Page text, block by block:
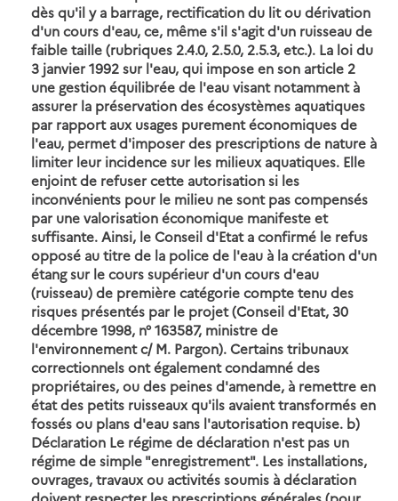
dès qu'il y a barrage, rectification du lit ou dérivation
d'un cours d'eau, ce, même s'il s'agit d'un ruisseau de
faible taille (rubriques 2.4.0, 2.5.0, 2.5.3, etc.). La loi du
3 janvier 1992 sur l'eau, qui impose en son article 2
une gestion équilibrée de l'eau visant notamment à
assurer la préservation des écosystèmes aquatiques
par rapport aux usages purement économiques de
l'eau, permet d'imposer des prescriptions de nature à
limiter leur incidence sur les milieux aquatiques. Elle
enjoint de refuser cette autorisation si les
inconvénients pour le milieu ne sont pas compensés
par une valorisation économique manifeste et
suffisante. Ainsi, le Conseil d'Etat a confirmé le refus
opposé au titre de la police de l'eau à la création d'un
étang sur le cours supérieur d'un cours d'eau
(ruisseau) de première catégorie compte tenu des
risques présentés par le projet (Conseil d'Etat, 30
décembre 1998, n° 163587, ministre de
l'environnement c/ M. Pargon). Certains tribunaux
correctionnels ont également condamné des
propriétaires, ou des peines d'amende, à remettre en
état des petits ruisseaux qu'ils avaient transformés en
fossés ou plans d'eau sans l'autorisation requise. b)
Déclaration Le régime de déclaration n'est pas un
régime de simple "enregistrement". Les installations,
ouvrages, travaux ou activités soumis à déclaration